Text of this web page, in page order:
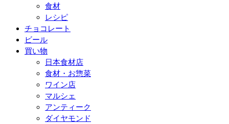
食材
レシピ
チョコレート
ビール
買い物
日本食材店
食材・お惣菜
ワイン店
マルシェ
アンティーク
ダイヤモンド